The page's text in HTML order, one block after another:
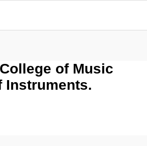
of Music
Instruments.